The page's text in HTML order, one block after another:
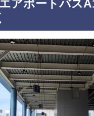
アポートバス